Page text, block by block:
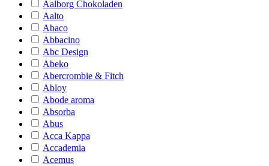
Aalborg Chokoladen
Aalto
Abaco
Abbacino
Abc Design
Abeko
Abercrombie & Fitch
Abloy
Abode aroma
Absorba
Abus
Acca Kappa
Accademia
Acemus